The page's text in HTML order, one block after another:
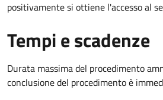
positivamente si ottiene l'accesso al
Tempi e scadenze
Durata massima del procedimento
conclusione del procedimento è